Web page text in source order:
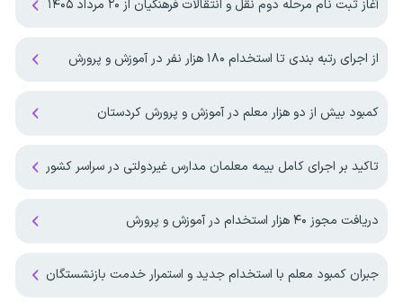
آغاز ثبت نام مرحله دوم نقل و انتقالات فرهنگیان از ۲۰ مرداد ۱۴۰۵
از اجرای رتبه بندی تا استخدام ۱۸۰ هزار نفر در آموزش و پرورش
کمبود بیش از دو هزار معلم در آموزش و پرورش کردستان
تاکید بر اجرای کامل بیمه معلمان مدارس غیردولتی در سراسر کشور
دریافت مجوز ۴۰ هزار استخدام در آموزش و پرورش
جبران کمبود معلم با استخدام جدید و استمرار خدمت بازنشستگان